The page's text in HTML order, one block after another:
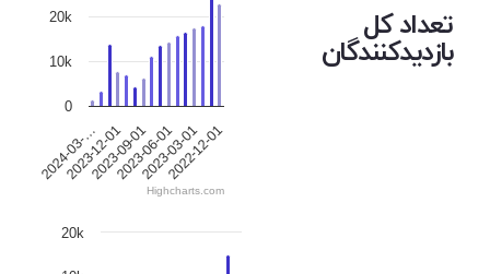
تعداد کل
بازدیدکنندگان
2024-03-…
2023-12-01
2023-09-01
2023-06-01
2023-03-01
2022-12-01
0
10k
20k
Highcharts.com
20k